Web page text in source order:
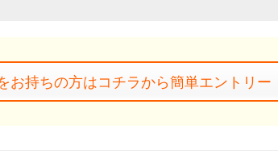
お持ちの方はコチラから簡単エントリー